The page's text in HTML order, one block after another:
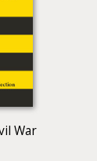
War